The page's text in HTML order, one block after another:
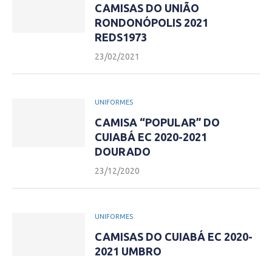
CAMISAS DO UNIÃO
RONDONÓPOLIS 2021
REDS1973
23/02/2021
UNIFORMES
CAMISA “POPULAR” DO
CUIABÁ EC 2020-2021
DOURADO
23/12/2020
UNIFORMES
CAMISAS DO CUIABÁ EC 2020-
2021 UMBRO